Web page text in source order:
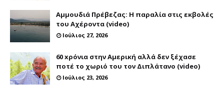
Αμμουδιά Πρέβεζας: Η παραλία στις εκβολές
του Αχέροντα (video)
Ιούλιος 27, 2026
60 xρόνια στην Αμερική αλλά δεν ξέχασε
ποτέ το χωριό του τον Διπλάτανο (video)
Ιούλιος 23, 2026